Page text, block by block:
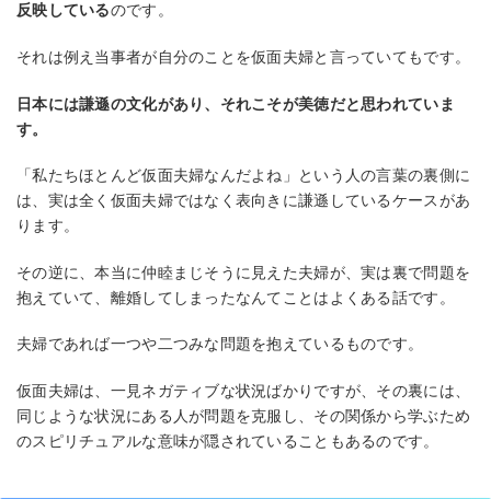
反映しているのです。
それは例え当事者が自分のことを仮面夫婦と言っていてもです。
日本には謙遜の文化があり、それこそが美徳だと思われていま
す。
「私たちほとんど仮面夫婦なんだよね」という人の言葉の裏側に
は、実は全く仮面夫婦ではなく表向きに謙遜しているケースがあ
ります。
その逆に、本当に仲睦まじそうに見えた夫婦が、実は裏で問題を
抱えていて、離婚してしまったなんてことはよくある話です。
夫婦であれば一つや二つみな問題を抱えているものです。
仮面夫婦は、一見ネガティブな状況ばかりですが、その裏には、
同じような状況にある人が問題を克服し、その関係から学ぶため
のスピリチュアルな意味が隠されていることもあるのです。